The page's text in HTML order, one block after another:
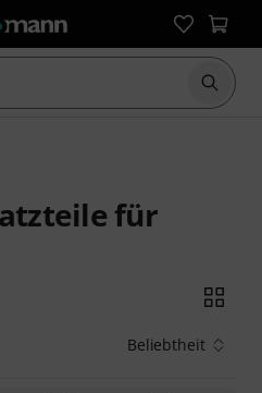
Suche
für
Beliebtheit